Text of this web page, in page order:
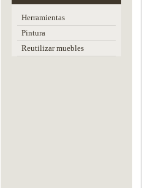
Herramientas
Pintura
Reutilizar muebles